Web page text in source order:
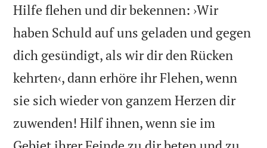
Hilfe flehen und dir bekennen: ›Wir
haben Schuld auf uns geladen und gegen
dich gesündigt, als wir dir den Rücken
kehrten‹, dann erhöre ihr Flehen, wenn
sie sich wieder von ganzem Herzen dir
zuwenden! Hilf ihnen, wenn sie im